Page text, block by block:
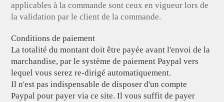
applicables à la commande sont ceux en vigueur lors de
la validation par le client de la commande.
Conditions de paiement
La totalité du montant doit être payée avant l'envoi de la
marchandise, par le système de paiement Paypal vers
lequel vous serez re-dirigé automatiquement.
Il n'est pas indispensable de disposer d'un compte
Paypal pour payer via ce site. Il vous suffit de payer